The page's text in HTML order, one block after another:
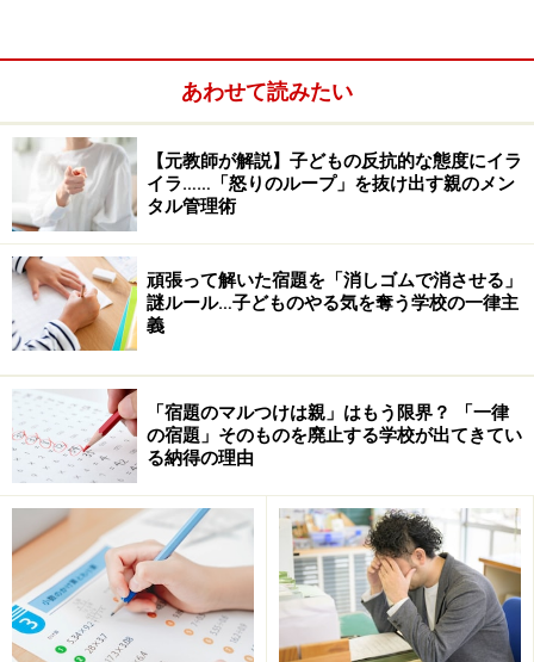
【A：子育て・教育ガイド 鈴木邦明氏の解
説】
結論から言えば、保護者による宿題のマルつけ
は、基本的には廃止していくべきだと私は考え
ています。保護者による宿題への関わりは、全
ての家庭で可能なわけではありません。仕事の
都合などによって、十分な対応ができない場合
あわせて読みたい
【元教師が解説】子どもの反抗的な態度にイラ
イラ……「怒りのループ」を抜け出す親のメン
タル管理術
頑張って解いた宿題を「消しゴムで消させる」
謎ルール…子どものやる気を奪う学校の一律主
義
「宿題のマルつけは親」はもう限界？ 「一律
の宿題」そのものを廃止する学校が出てきてい
る納得の理由